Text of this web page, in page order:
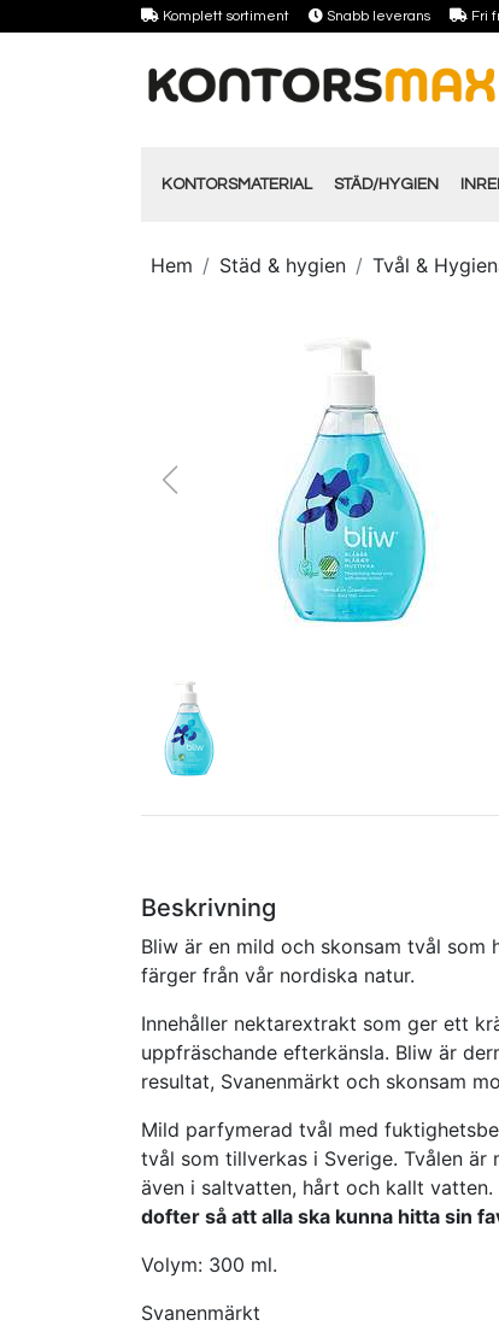
Komplett sortiment Snabb leverans Fri
KONTORSMATERIAL STÄD/HYGIEN
Hem Städ & hygien Tvål &
Beskrivning
Bliw är en mild och skonsam tvål
färger från vår nordiska natur.
Innehåller nektarextrakt som ger ett
uppfräschande efterkänsla. Bliw är
resultat, Svanenmärkt och skonsam
Mild parfymerad tvål med
tvål som tillverkas i Sverige. Tvålen
även i saltvatten, hårt och kallt vatten.
dofter så att alla ska kunna hitta sin
Volym: 300 ml.
Svanenmärkt